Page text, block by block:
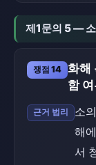
제1문의 5 —
쟁점 14 화해
함
근거 법리
소
해
서